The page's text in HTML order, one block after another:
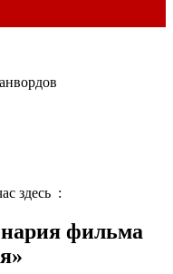
здесь :
фильма